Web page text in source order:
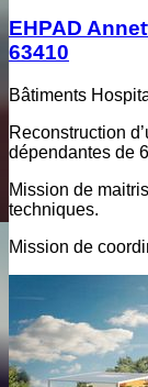
EHPAD
63410
Bâtiments
Reconstruction
dépendantes de
Mission de
techniques.
Mission de